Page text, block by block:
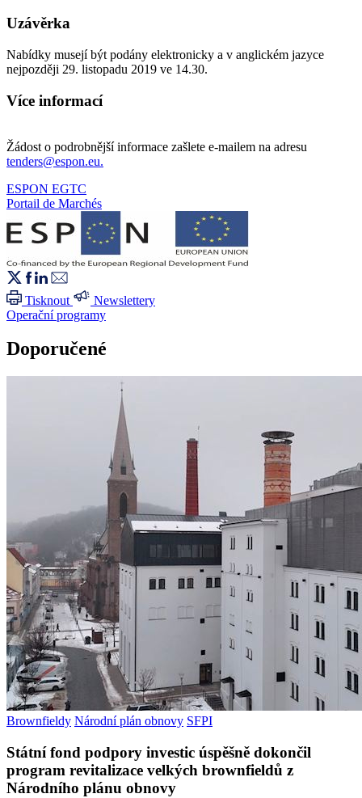
Uzávěrka
Nabídky musejí být podány elektronicky a v anglickém jazyce
nejpozději 29. listopadu 2019 ve 14.30.
Více informací
Žádost o podrobnější informace zašlete e-mailem na adresu
tenders@espon.eu.
ESPON EGTC
Portail de Marchés
Tisknout
Newslettery
Operační programy
Doporučené
Brownfieldy Národní plán obnovy SFPI
Státní fond podpory investic úspěšně dokončil
program revitalizace velkých brownfieldů z
Národního plánu obnovy